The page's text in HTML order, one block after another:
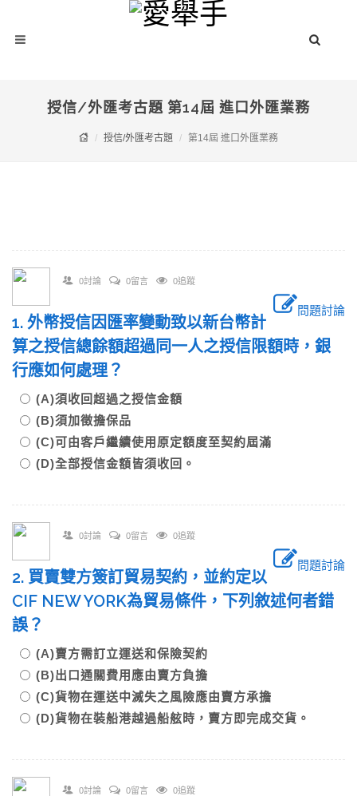
授信/外匯考古題 第14屆 進口外匯業務
授信/外匯考古題 第14屆 進口外匯業務
0討論 0留言 0追蹤
問題討論
1. 外幣授信因匯率變動致以新台幣計
算之授信總餘額超過同一人之授信限額時，銀
行應如何處理？
(A)須收回超過之授信金額
(B)須加徵擔保品
(C)可由客戶繼續使用原定額度至契約屆滿
(D)全部授信金額皆須收回。
0討論 0留言 0追蹤
問題討論
2. 買賣雙方簽訂貿易契約，並約定以
CIF NEW YORK為貿易條件，下列敘述何者錯
誤？
(A)賣方需訂立運送和保險契約
(B)出口通關費用應由賣方負擔
(C)貨物在運送中滅失之風險應由賣方承擔
(D)貨物在裝船港越過船舷時，賣方即完成交貨。
0討論 0留言 0追蹤